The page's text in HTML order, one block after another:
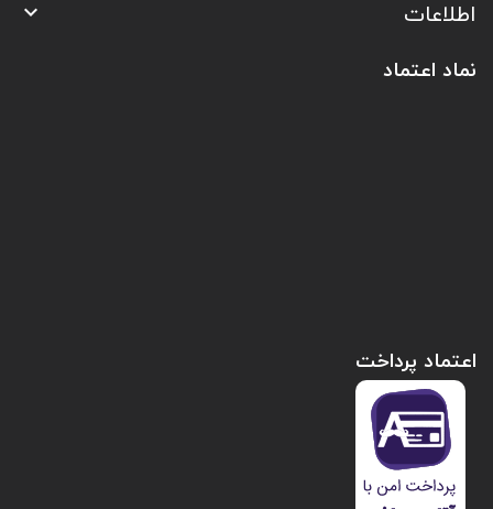
اطلاعات 
نماد اعتماد
اعتماد پرداخت